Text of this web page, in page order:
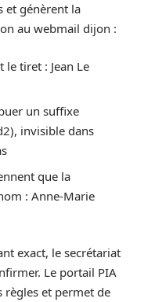
et génèrent la
au webmail dijon :
le tiret : Jean Le
un suffixe
invisible dans
que la
: Anne-Marie
exact, le secrétariat
Le portail PIA
règles et permet de